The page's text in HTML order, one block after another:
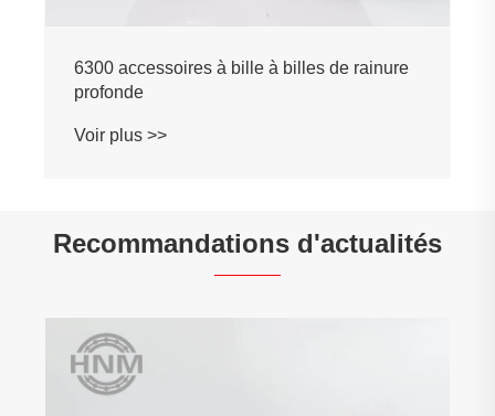
6300 accessoires à bille à billes de rainure
profonde
Voir plus >>
Recommandations d'actualités